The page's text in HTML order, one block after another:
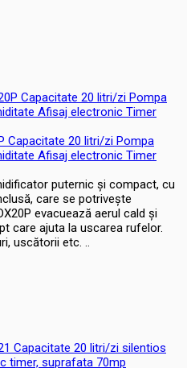
Capacitate 20 litri/zi Pompa
Afisaj electronic Timer
puternic și compact, cu
care se potrivește
evacuează aerul cald și
care ajuta la uscarea rufelor.
uscătorii etc. ..